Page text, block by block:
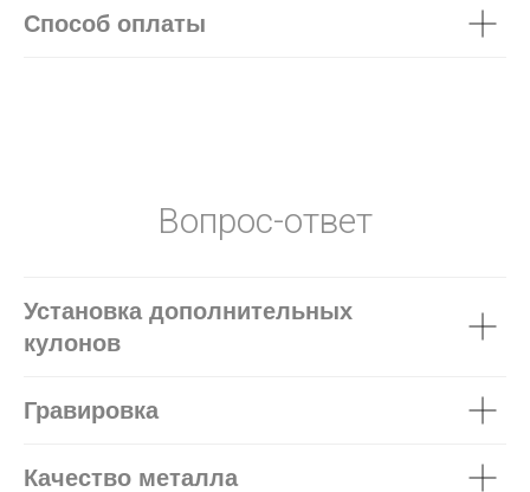
Способ оплаты
Вопрос-ответ
Установка дополнительных
кулонов
Гравировка
Качество металла